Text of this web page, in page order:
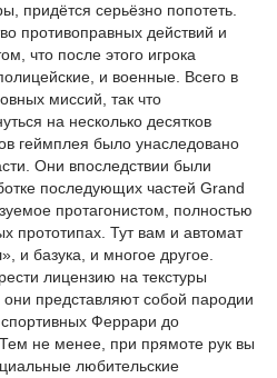
придётся серьёзно попотеть.
противоправных действий и
что после этого игрока
и военные. Всего в
миссий, так что
на несколько десятков
геймплея было унаследовано
Они впоследствии были
последующих частей Grand
протагонистом, полностью
прототипах. Тут вам и автомат
и базука, и многое другое.
лицензию на текстуры
представляют собой пародии
Феррари до
не менее, при прямоте рук вы
любительские